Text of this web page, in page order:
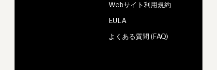
Webサイト利用規約
EULA
よくある質問 (FAQ)